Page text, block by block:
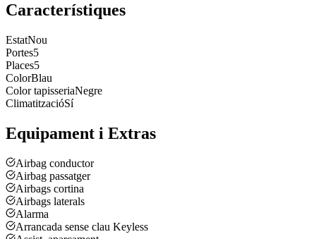
Característiques
EstatNou
Portes5
Places5
ColorBlau
Color tapisseriaNegre
ClimatitzacióSí
Equipament i Extras
Airbag conductor
Airbag passatger
Airbags cortina
Airbags laterals
Alarma
Arrancada sense clau Keyless